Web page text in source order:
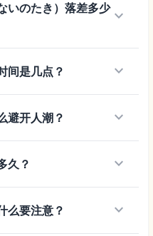
いのたき）落差多少 keyboard_arrow_down
间是几点？ keyboard_arrow_down
避开人潮？ keyboard_arrow_down
久？ keyboard_arrow_down
么要注意？ keyboard_arrow_down